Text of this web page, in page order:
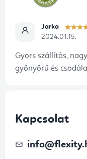
Jarka
2024.01.15.
Gyors szállítás,
gyönyörű és
Kapcsolat
info@